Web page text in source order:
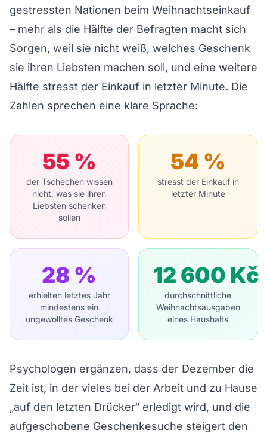
gestressten Nationen beim Weihnachtseinkauf
– mehr als die Hälfte der Befragten macht sich
Sorgen, weil sie nicht weiß, welches Geschenk
sie ihren Liebsten machen soll, und eine weitere
Hälfte stresst der Einkauf in letzter Minute. Die
Zahlen sprechen eine klare Sprache:
55 %
der Tschechen wissen
nicht, was sie ihren
Liebsten schenken
sollen
54 %
stresst der Einkauf in
letzter Minute
28 %
erhielten letztes Jahr
mindestens ein
ungewolltes Geschenk
12 600 Kč
durchschnittliche
Weihnachtsausgaben
eines Haushalts
Psychologen ergänzen, dass der Dezember die
Zeit ist, in der vieles bei der Arbeit und zu Hause
„auf den letzten Drücker“ erledigt wird, und die
aufgeschobene Geschenkesuche steigert den